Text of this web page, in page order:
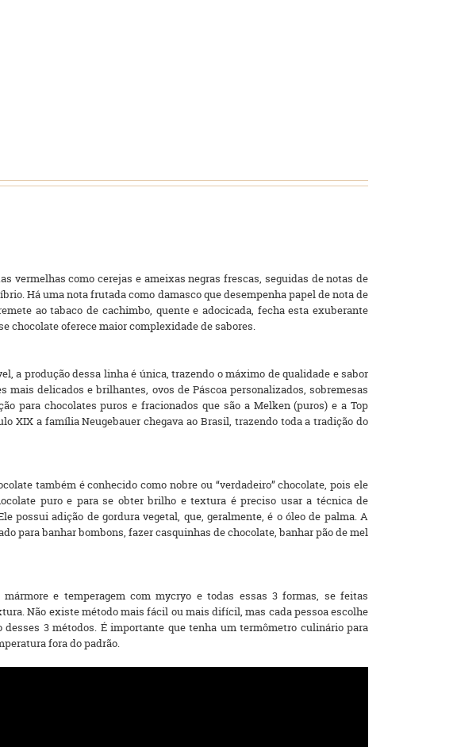
vermelhas como cerejas e ameixas negras frescas, seguidas de notas de
Há uma nota frutada como damasco que desempenha papel de nota de
ao tabaco de cachimbo, quente e adocicada, fecha esta exuberante
chocolate oferece maior complexidade de sabores.
a produção dessa linha é única, trazendo o máximo de qualidade e sabor
delicados e brilhantes, ovos de Páscoa personalizados, sobremesas
para chocolates puros e fracionados que são a Melken (puros) e a Top
XIX a família Neugebauer chegava ao Brasil, trazendo toda a tradição do
também é conhecido como nobre ou “verdadeiro” chocolate, pois ele
puro e para se obter brilho e textura é preciso usar a técnica de
possui adição de gordura vegetal, que, geralmente, é o óleo de palma. A
para banhar bombons, fazer casquinhas de chocolate, banhar pão de mel
e temperagem com mycryo e todas essas 3 formas, se feitas
Não existe método mais fácil ou mais difícil, mas cada pessoa escolhe
desses 3 métodos. É importante que tenha um termômetro culinário para
fora do padrão.